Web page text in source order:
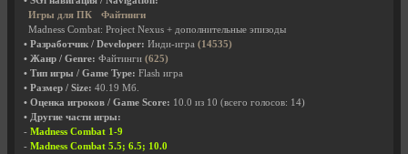
Игры для ПК
Файтинги
Madness Combat: Project Nexus + дополнительные эпизоды
• Разработчик / Developer: Инди-игра (14535)
• Жанр / Genre: Файтинги (625)
• Тип игры / Game Type: Flash игра
• Размер / Size: 40.19 Мб.
• Оценка игроков / Game Score: 10.0 из 10 (всего голосов: 14)
• Другие части игры:
- Madness Combat 1-9
- Madness Combat 5.5; 6.5; 10.0